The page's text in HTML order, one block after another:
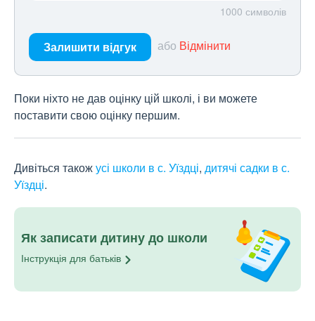
1000 символів
Залишити відгук або Відмінити
Поки ніхто не дав оцінку цій школі, і ви можете
поставити свою оцінку першим.
Дивіться такожусі школи в с. Уїздці, дитячі садки в с.
Уїздці.
Як записати дитину до школи
Інструкція для батьків